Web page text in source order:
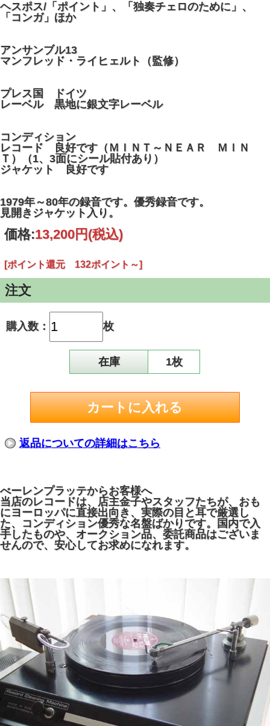
ヘスポス/「ポイント」、「独奏チェロのために」、
「コンガ」ほか
アンサンブル13
マンフレッド・ライヒェルト（監修）
プレス国 ドイツ
レーベル 黒地に銀文字レーベル
コンディション
レコード 良好です（ＭＩＮＴ～ＮＥＡＲ ＭＩＮ
Ｔ）（1、3面にシール貼付あり）
ジャケット 良好です
1979年～80年の録音です。優秀録音です。
見開きジャケット入り。
価格:13,200円 (税込)
[ポイント還元 132ポイント～]
注文
購入数： 枚
在庫 1枚
返品についての詳細はこちら
べーレンプラッテからお客様へ
当店のレコードは、店主金子やスタッフたちが、おも
にヨーロッパに直接出向き、実際の目と耳で厳選し
た、コンディション優秀な名盤ばかりです。国内で入
手したものや、オークション品、委託商品はございま
せんので、安心してお求めになれます。